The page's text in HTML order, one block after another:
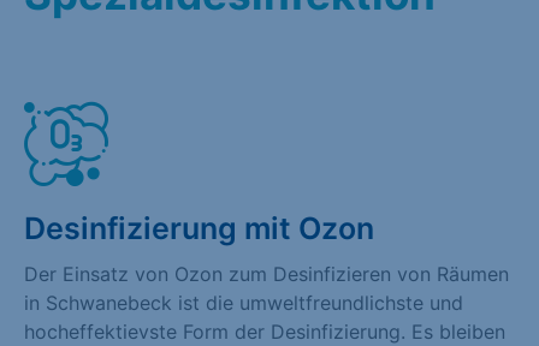
Desinfizierung mit Ozon
Der Einsatz von Ozon zum Desinfizieren von Räumen
in Schwanebeck ist die umweltfreundlichste und
hocheffektievste Form der Desinfizierung. Es bleiben